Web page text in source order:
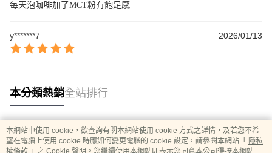
每天泡咖啡加了MCT粉有飽足感
y*******7 2026/01/13
本分類熱銷全站排行
熱門標籤
本網站中使用 cookie，欲查詢有關本網站使用 cookie 方式之詳情，及若您不希
望在電腦上使用 cookie 時應如何變更電腦的 cookie 設定，請參閱本網站「 隱私
權條款 」之 Cookie 聲明。您繼續使用本網站即表示您同意本公司得按本網站使